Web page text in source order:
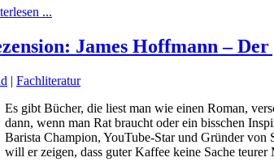
...
James Hoffmann –
| Fachliteratur
Es gibt Bücher, die liest man wie einen Roman,
dann, wenn man Rat braucht oder ein bisschen
Barista Champion, YouTube-Star und Gründer von
will er zeigen, dass guter Kaffee keine Sache